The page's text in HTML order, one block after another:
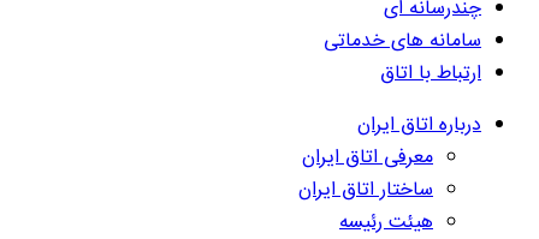
چندرسانه ای
سامانه های خدماتی
ارتباط با اتاق
درباره اتاق ایران
معرفی اتاق ایران
ساختار اتاق ایران
هیئت رئیسه